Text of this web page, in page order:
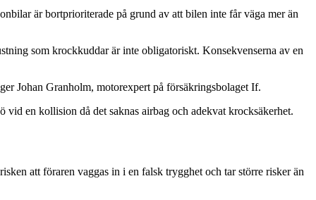
är bortprioriterade på grund av att bilen inte får väga mer än
som krockkuddar är inte obligatoriskt. Konsekvenserna av en
Johan Granholm, motorexpert på försäkringsbolaget If.
en kollision då det saknas airbag och adekvat krocksäkerhet.
att föraren vaggas in i en falsk trygghet och tar större risker än